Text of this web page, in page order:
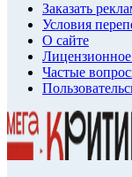
Заказать
Условия
О сайте
Частые